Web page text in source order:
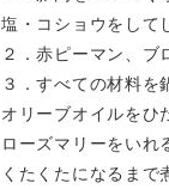
塩・コショウをして
２．赤ピーマン、ブ
３．すべての材料を
オリーブオイルをひ
ローズマリーをいれ
くたくたになるまで